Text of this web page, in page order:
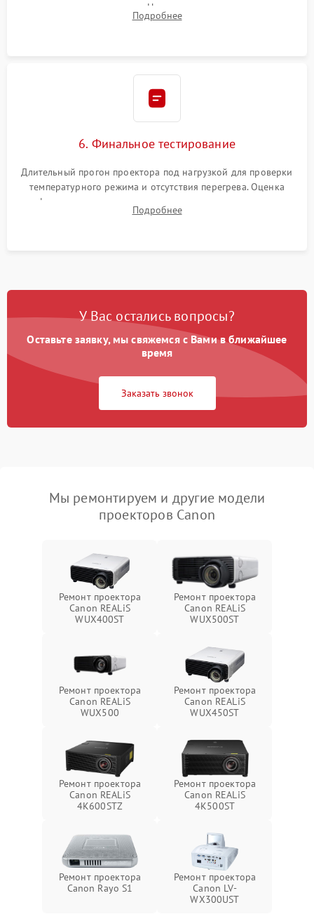
и устранения размытия. Надежное подключение всех
шлейфов, установка датчиков и закрытие корпуса
Подробнее
6. Финальное тестирование
Длительный прогон проектора под нагрузкой для проверки
температурного режима и отсутствия перегрева. Оценка
фокуса, контрастности и цветопередачи на тестовых
таблицах. Проверка работы всех видеовходов и кнопок
Подробнее
У Вас остались вопросы?
Оставьте заявку, мы свяжемся с Вами в ближайшее
время
Заказать звонок
Мы ремонтируем и другие модели
проекторов Canon
Ремонт проектора
Canon REALiS
WUX400ST
Ремонт проектора
Canon REALiS
WUX500ST
Ремонт проектора
Canon REALiS
WUX500
Ремонт проектора
Canon REALiS
WUX450ST
Ремонт проектора
Canon REALiS
4K600STZ
Ремонт проектора
Canon REALiS
4K500ST
Ремонт проектора
Canon Rayo S1
Ремонт проектора
Canon LV-
WX300UST